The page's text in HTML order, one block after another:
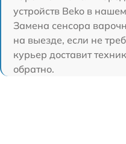
устройств Beko в
Замена сенсора
на выезде, если не
курьер доставит
обратно.